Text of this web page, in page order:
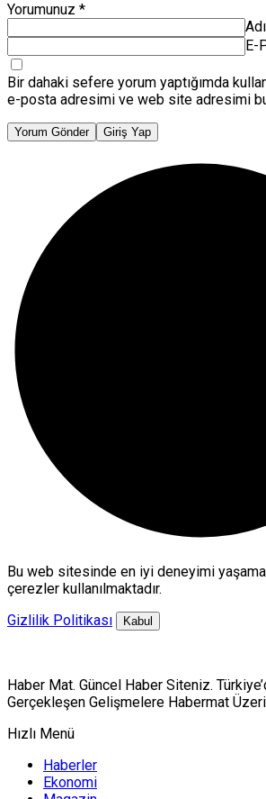
Yorumunuz *
E-
Bir dahaki sefere yorum yaptığımda
e-posta adresimi ve web site adresimi bu
Yorum Gönder Giriş Yap
Bu web sitesinde en iyi deneyimi
çerezler kullanılmaktadır.
Gizlilik Politikası
Kabul
Haber Mat. Güncel Haber Siteniz.
Gerçekleşen Gelişmelere Habermat
Hızlı Menü
Haberler
Ekonomi